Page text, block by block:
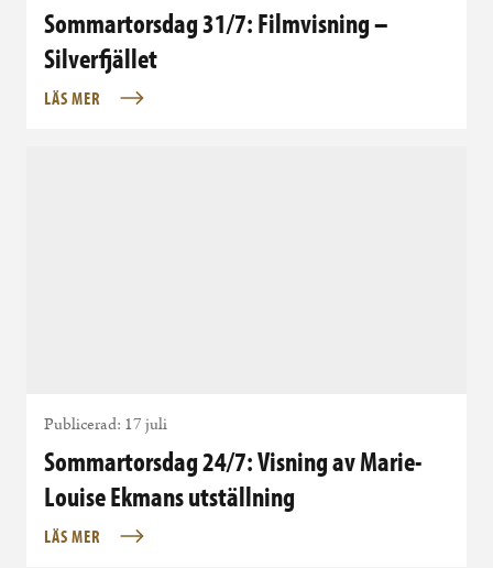
Sommartorsdag 31/7: Filmvisning –
Silverfjället
LÄS MER
Publicerad: 17 juli
Sommartorsdag 24/7: Visning av Marie-
Louise Ekmans utställning
LÄS MER